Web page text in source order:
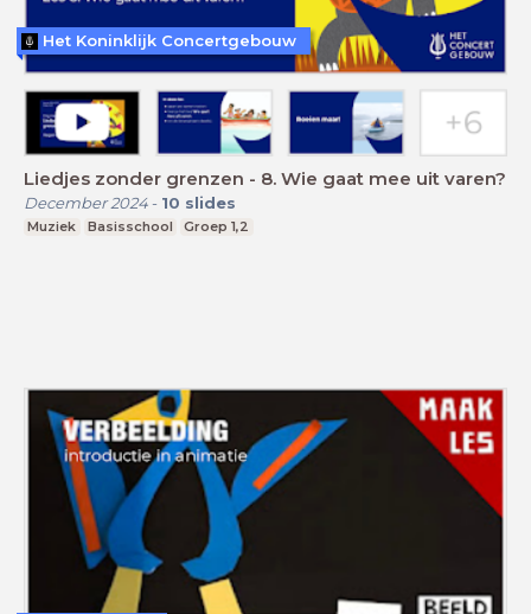
Liedjes zonder grenzen - 8. Wie gaat mee uit varen?
December 2024- 10 slides
Muziek Basisschool Groep 1,2
Het Koninklijk Concertgebouw